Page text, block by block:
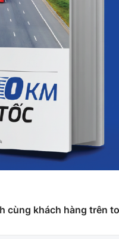
cùng khách hàng trên